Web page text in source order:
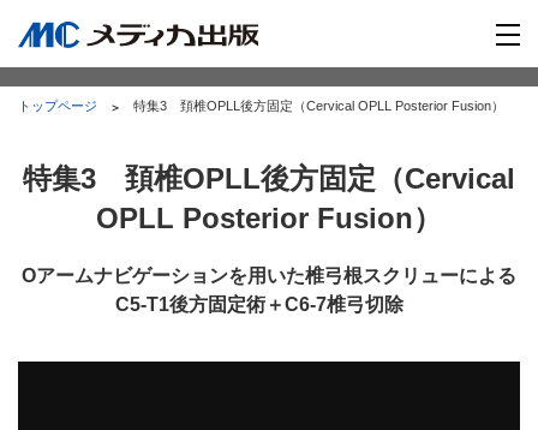
トップページ 特集3 頚椎OPLL後方固定（Cervical OPLL Posterior Fusion）
特集3 頚椎OPLL後方固定（Cervical
OPLL Posterior Fusion）
Oアームナビゲーションを用いた椎弓根スクリューによる
C5-T1後方固定術＋C6-7椎弓切除